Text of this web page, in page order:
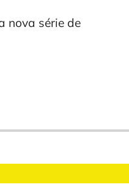
nova série de